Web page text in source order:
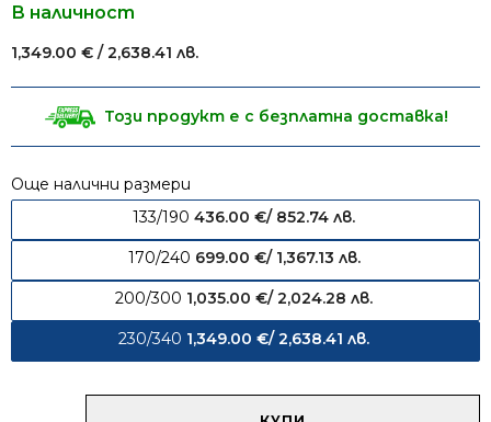
В наличност
1,349.00 € / 2,638.41 лв.
Този продукт е с безплатна доставка!
Още налични размери
133/190 436.00 €/ 852.74 лв.
170/240 699.00 €/ 1,367.13 лв.
200/300 1,035.00 €/ 2,024.28 лв.
230/340 1,349.00 €/ 2,638.41 лв.